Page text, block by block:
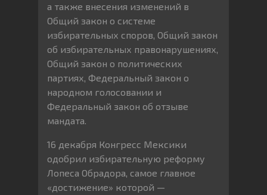
а также внесения изменений в
Общий закон о системе
избирательных споров, Общий закон
об избирательных правонарушениях,
Общий закон о политических
партиях, Федеральный закон о
народном голосовании и
Федеральный закон об отзыве
мандата.
16 декабря Конгресс Мексики
одобрил избирательную реформу
Лопеса Обрадора, самое главное
«достижение» которой —